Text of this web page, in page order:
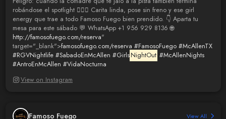
robándose el spotlight 😮‍🔥✨ Carita linda, pose sin freno y ese girl
energy que trae a todo Famoso Fuego bien prendido. 👇 Aparta tu
mesa para este sábado 💬 WhatsApp +1 956 929 8136 🌐
http://famosofuego.com/reserva"
target="_blank">famosofuego.com/reserva #FamosoFuego #McAllenTX
#RGVNightlife #SabadoEnMcAllen #GirlsNightOut #McAllenNights
#AntroEnMcAllen #VidaNocturna
View on Instagram
Famoso Fuego View All